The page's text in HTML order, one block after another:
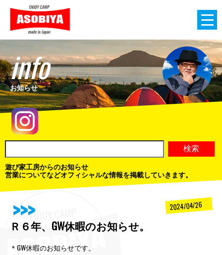
info
お知らせ
遊び家工房からのお知らせ
営業についてなどオフィシャルな情報を掲載していきます。
Ｒ６年、GW休暇のお知らせ。
2024/04/26
＊GW休暇のお知らせです。